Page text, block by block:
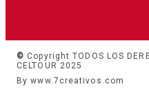
© Copyright TODOS LOS
CELTOUR 2025
By www.7creativos.com